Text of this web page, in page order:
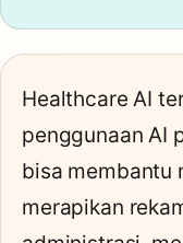
Healthcare AI
penggunaan AI
bisa membantu
merapikan